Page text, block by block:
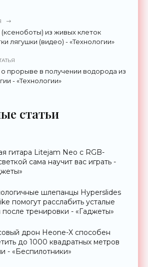
из живых клеток
лягушки (видео) - «Технологии»
прорыве в получении водорода из
- «Технологии»
статьи
гитара Litejam Neo с RGB-
сама научит вас играть -
шлепанцы Hyperslides
помогут расслабить усталые
после тренировки - «Гаджеты»
дрон Heone-X способен
до 1000 квадратных метров
- «Беспилотники»